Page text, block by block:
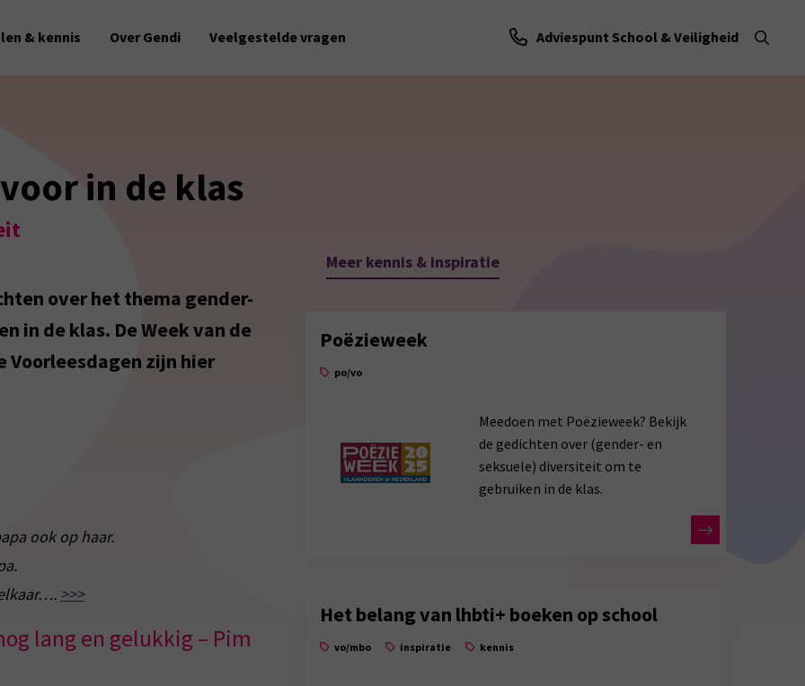
& kennis Over Gendi Veelgestelde vragen Adviespunt School & Veiligheid
in de klas
over het thema gender-
in de klas. De Week van de
Voorleesdagen zijn hier
ook op haar.
>>>
lang en gelukkig – Pim
Meer kennis & inspiratie
Poëzieweek
po/vo
Meedoen met Poëzieweek? Bekijk
de gedichten over (gender- en
seksuele) diversiteit om te
gebruiken in de klas.
Het belang van lhbti+ boeken op school
vo/mbo inspiratie kennis